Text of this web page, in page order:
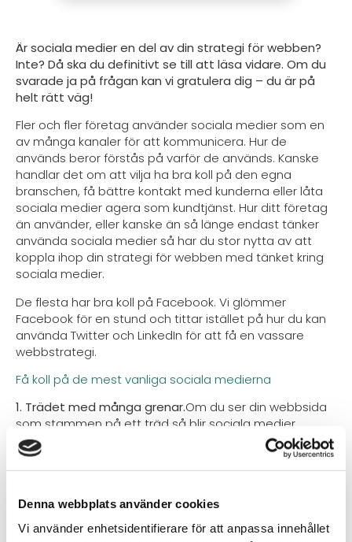
Denna webbplats använder cookies
Vi använder enhetsidentifierare för att anpassa innehållet
Är sociala medier en del av din strategi för webben?
Inte? Då ska du definitivt se till att läsa vidare. Om du
svarade ja på frågan kan vi gratulera dig – du är på
helt rätt väg!
Fler och fler företag använder sociala medier som en
av många kanaler för att kommunicera. Hur de
används beror förstås på varför de används. Kanske
handlar det om att vilja ha bra koll på den egna
branschen, få bättre kontakt med kunderna eller låta
sociala medier agera som kundtjänst. Hur ditt företag
än använder, eller kanske än så länge endast tänker
använda sociala medier så har du stor nytta av att
koppla ihop din strategi för webben med tänket kring
sociala medier.
De flesta har bra koll på Facebook. Vi glömmer
Facebook för en stund och tittar istället på hur du kan
använda Twitter och LinkedIn för att få en vassare
webbstrategi.
Få koll på de mest vanliga sociala medierna
1. Trädet med många grenar.Om du ser din webbsida
som stammen på ett träd så blir sociala medier
grenarna som får trädet att blir stort. När du gör ett
inlägg på Twitter, vilket kan gå på några sekunder, ser
du till att ta med en länk till någon del av din hemsida
LinkedIn kan du lägga in företagets logga, länka till
webbsidan i beskrivningen av din tjänst och uppdatera